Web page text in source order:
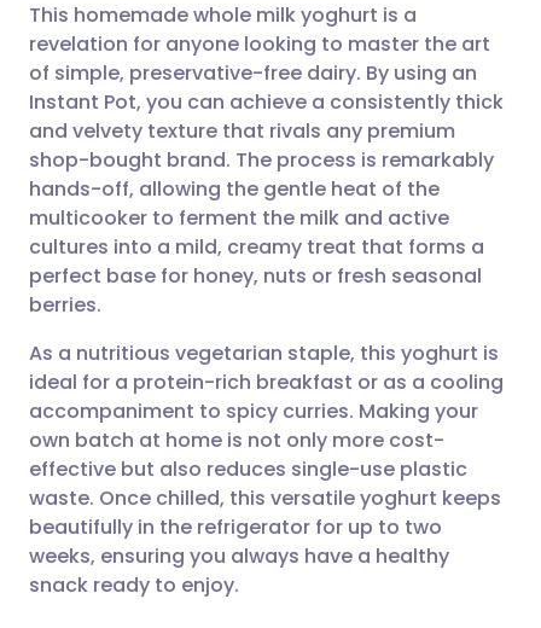
ईमेल के माध्यम से साझा करें
फेसबुक के माध्यम से साझा करें
लिंक्डइन के माध्यम से साझा
करें
WhatsApp के माध्यम से साझा
करें
लिंक कॉपी करें
🇬🇧 English 🇩🇪 Deutsch
🇪🇸 Español 🇫🇷 Français
🇮🇹 Italiano 🇵🇹
🇮🇳 हिन्दी 🇮🇱 עברית
🇸🇦 عربي 🇸🇪 Svenska
This homemade whole milk yoghurt is a
revelation for anyone looking to master the art
of simple, preservative-free dairy. By using an
Instant Pot, you can achieve a consistently thick
and velvety texture that rivals any premium
shop-bought brand. The process is remarkably
hands-off, allowing the gentle heat of the
multicooker to ferment the milk and active
cultures into a mild, creamy treat that forms a
perfect base for honey, nuts or fresh seasonal
berries.
As a nutritious vegetarian staple, this yoghurt is
ideal for a protein-rich breakfast or as a cooling
accompaniment to spicy curries. Making your
own batch at home is not only more cost-
effective but also reduces single-use plastic
waste. Once chilled, this versatile yoghurt keeps
beautifully in the refrigerator for up to two
weeks, ensuring you always have a healthy
snack ready to enjoy.